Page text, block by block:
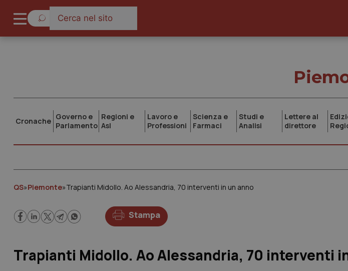
Cronache Governo e
Parlamento
Regioni e
Asl
Lavoro e
Professioni
Scienza e
Farmaci
Studi e
Analisi
Lettere al
direttore
QS»Piemonte»Trapianti Midollo. Ao Alessandria, 70 interventi in un anno
Stampa
Trapianti Midollo. Ao Alessandria, 70 interventi